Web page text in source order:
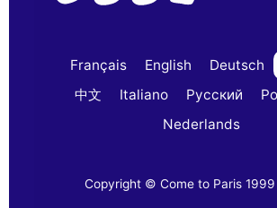
Français English Deutsch
中文
Italiano Русский
Nederlands
Copyright © Come to Paris